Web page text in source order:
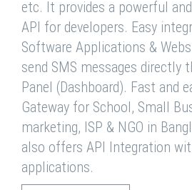
etc. It provides a powerful
API for developers. Easy
Software Applications &
send SMS messages directly
Panel (Dashboard). Fast and
Gateway for School, Small
marketing, ISP & NGO in
also offers API Integration
applications.